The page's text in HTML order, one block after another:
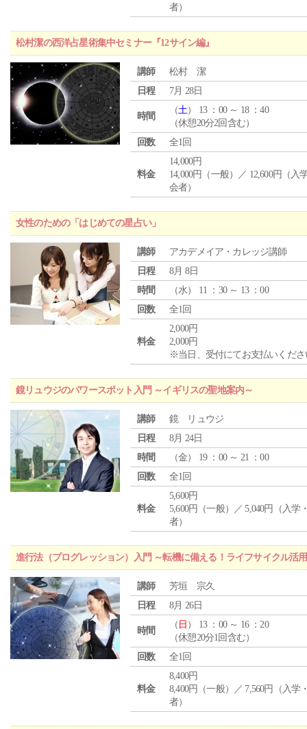
者）
松村潔の西洋占星術集中セミナー『12サイン編』
講師
松村 潔
日程
7月 28日
時間
（土） 13 ：00 ～ 18 ：40
（休憩20分2回含む）
回数
全1回
料金
14,000円
14,000円（一般）／ 12,600円（入
会者）
女性のための「はじめての星占い」
講師
アカデメイア・カレッジ講師
日程
8月 8日
時間
（水） 11 ：30 ～ 13 ：00
回数
全1回
料金
2,000円
2,000円
※当日、受付にてお支払いくださ
鏡リュウジのパワースポット入門 ～イギリスの聖地案内～
講師
鏡 リュウジ
日程
8月 24日
時間
（金） 19 ：00 ～ 21 ：00
回数
全1回
料金
5,600円
5,600円（一般）／ 5,040円（入学
者）
進行法（プログレッション）入門 ～転機に備える！ライフサイクル活
講師
芳垣 宗久
日程
8月 26日
時間
（ 日 ） 13 ：00 ～ 16 ：20
（休憩20分1回含む）
回数
全1回
料金
8,400円
8,400円（一般）／ 7,560円（入学
者）